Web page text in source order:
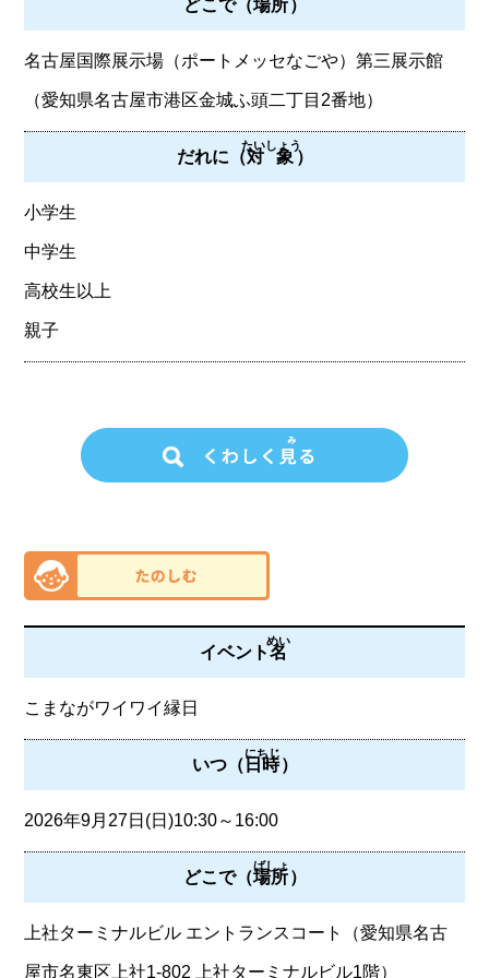
どこで（場所 ）
名古屋国際展示場（ポートメッセなごや）第三展示館
（愛知県名古屋市港区金城ふ頭二丁目2番地）
だれに（対象
たいしょう
）
小学生
中学生
高校生以上
親子
イベント名
めい
こまながワイワイ縁日
いつ（日時
にちじ
）
2026年9月27日(日)10:30～16:00
どこで（場所
ばしょ
）
上社ターミナルビル エントランスコート（愛知県名古
屋市名東区上社1-802 上社ターミナルビル1階）